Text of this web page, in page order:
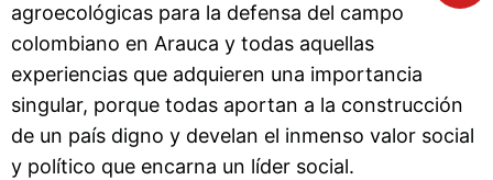
agroecológicas para la defensa del campo
colombiano en Arauca y todas aquellas
experiencias que adquieren una importancia
singular, porque todas aportan a la construcción
de un país digno y develan el inmenso valor social
y político que encarna un líder social.